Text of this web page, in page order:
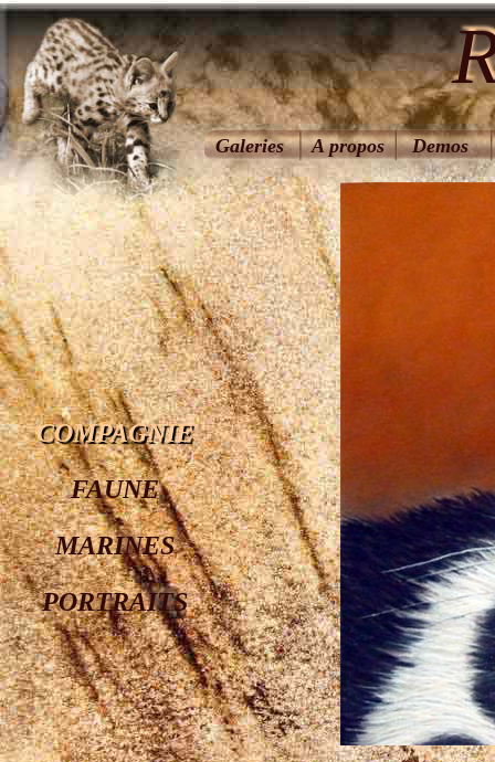
Galeries A propos Demos
COMPAGNIE
FAUNE
MARINES
PORTRAITS